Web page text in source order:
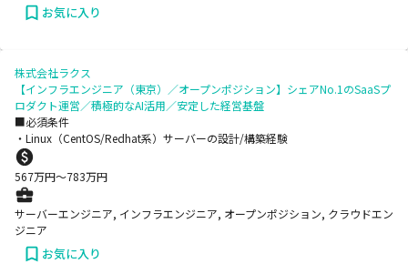
お気に入り
株式会社ラクス
【インフラエンジニア（東京）／オープンポジション】シェアNo.1のSaaSプ
ロダクト運営／積極的なAI活用／安定した経営基盤
■必須条件
・Linux（CentOS/Redhat系）サーバーの設計/構築経験
567万円〜783万円
サーバーエンジニア, インフラエンジニア, オープンポジション, クラウドエン
ジニア
お気に入り